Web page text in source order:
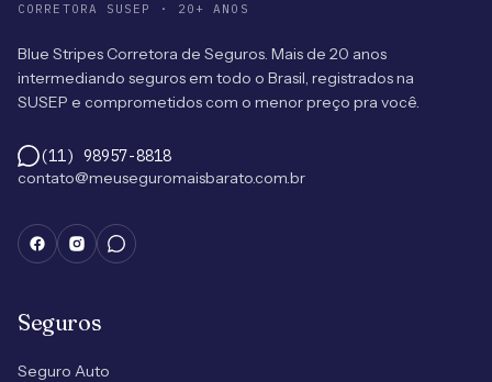
CORRETORA SUSEP · 20+ ANOS
Blue Stripes Corretora de Seguros. Mais de 20 anos
intermediando seguros em todo o Brasil, registrados na
SUSEP e comprometidos com o menor preço pra você.
(11) 98957-8818
contato@meuseguromaisbarato.com.br
Seguros
Seguro Auto